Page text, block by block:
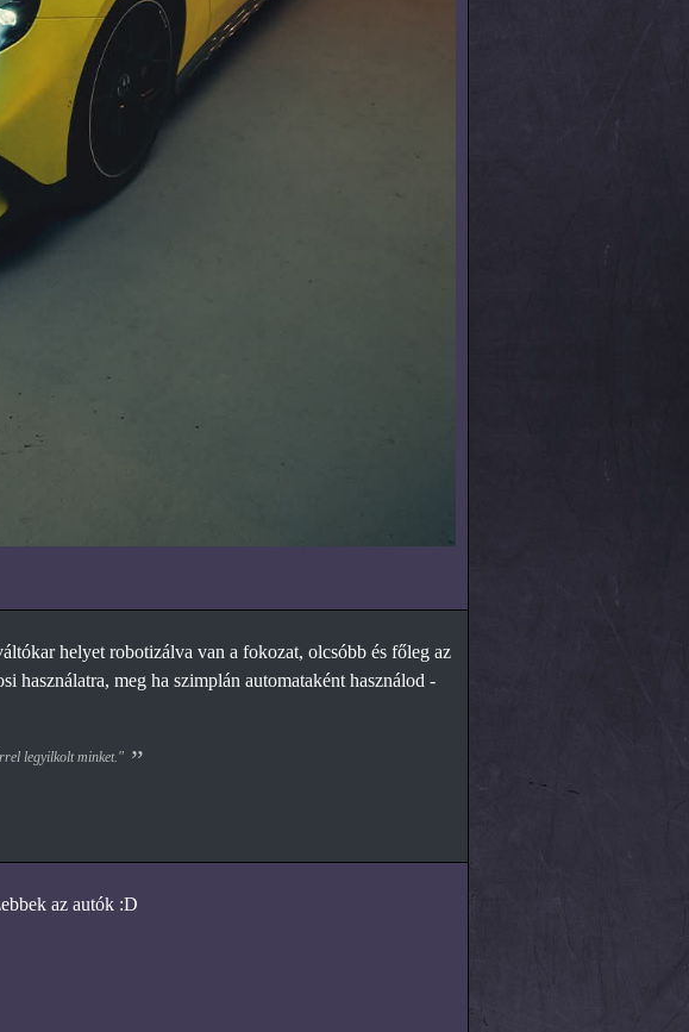
helyet robotizálva van a fokozat, olcsóbb és főleg az
használatra, meg ha szimplán automataként használod -
legyilkolt minket."
az autók :D